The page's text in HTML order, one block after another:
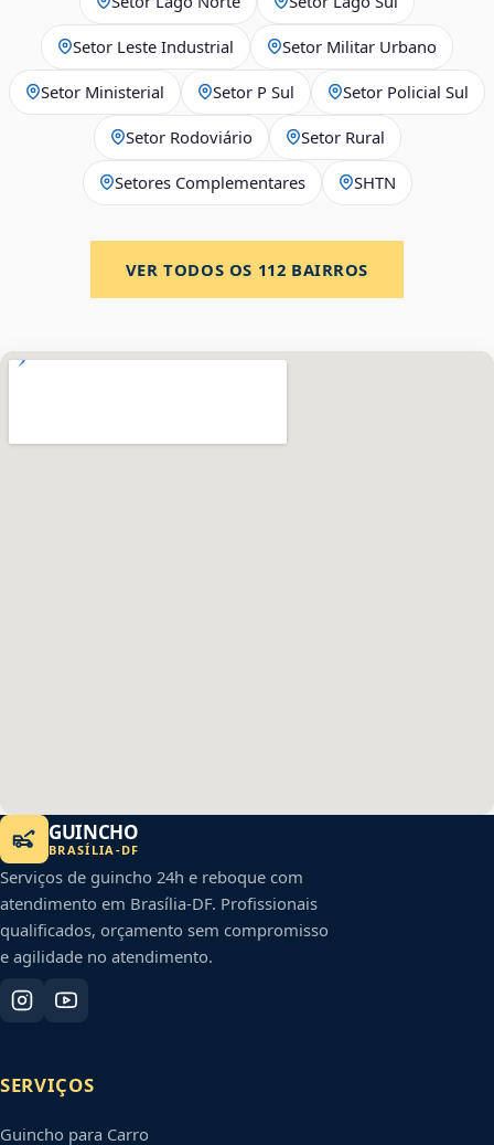
Setor Leste Industrial Setor Militar Urbano
Setor Ministerial Setor P Sul Setor Policial Sul
Setor Rodoviário Setor Rural
Setores Complementares SHTN
VER TODOS OS 112 BAIRROS
GUINCHO
BRASÍLIA -DF
Serviços de guincho 24h e reboque com
atendimento em Brasília-DF. Profissionais
qualificados, orçamento sem compromisso
e agilidade no atendimento.
SERVIÇOS
Guincho para Carro